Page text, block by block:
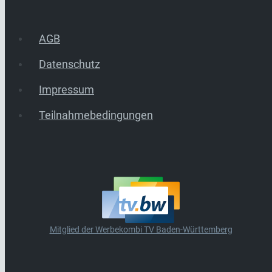
AGB
Datenschutz
Impressum
Teilnahmebedingungen
Mitglied der Werbekombi TV Baden-Württemberg